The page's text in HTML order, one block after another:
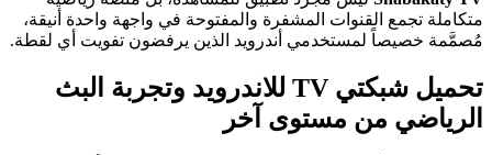
متكاملة تجمع القنوات المشفرة والمفتوحة في واجهة واحدة أنيقة،
مُصمَّمة خصيصاً لمستخدمي أندرويد الذين يرفضون تفويت أي لقطة.
تحميل شبكتي TV للاندرويد وتجربة البث
الرياضي من مستوى آخر